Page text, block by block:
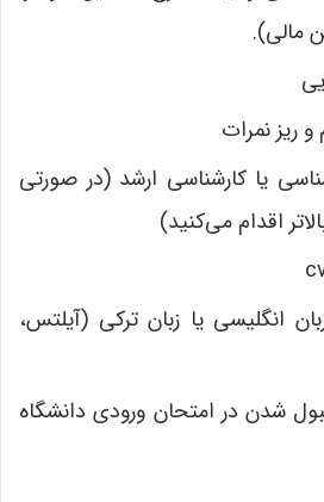
مالی).
ریز نمرات
یا کارشناسی ارشد (در صورتی
اقدام می‌کنید)
انگلیسی یا زبان ترکی (آیلتس،
شدن در امتحان ورودی دانشگاه